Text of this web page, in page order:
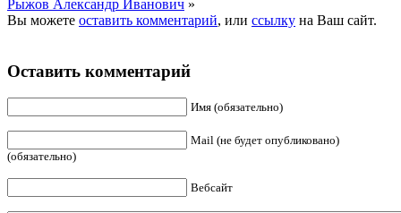
Рыжов Александр Иванович »
Вы можете оставить комментарий, или ссылку на Ваш сайт.
Оставить комментарий
Имя (обязательно)
Mail (не будет опубликовано)
(обязательно)
Вебсайт